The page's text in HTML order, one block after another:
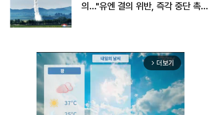
의…"유엔 결의 위반, 즉각 중단 촉
arrow_forward_ios 더보기